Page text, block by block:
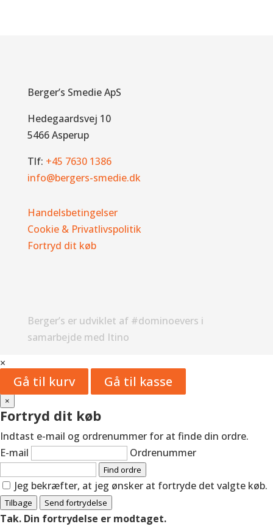
Berger’s Smedie ApS
Hedegaardsvej 10
5466 Asperup
Tlf: +45 7630 1386
info@bergers-smedie.dk
Handelsbetingelser
Cookie & Privatlivspolitik
Fortryd dit køb
Berger’s er udviklet af #dominoevers i
samarbejde med Itino
×
Gå til kurv Gå til kasse
×
Fortryd dit køb
Indtast e-mail og ordrenummer for at finde din ordre.
E-mail
Ordrenummer
Find ordre
Jeg bekræfter, at jeg ønsker at fortryde det valgte køb.
Tilbage Send fortrydelse
Tak. Din fortrydelse er modtaget.